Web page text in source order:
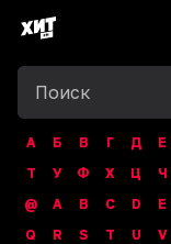
А Б В Г Д Е
Т
У Ф Х Ц Ч
@
A B C D E
Q
R S T U V